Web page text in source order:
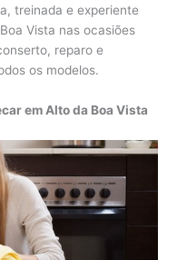
treinada e experiente
Vista nas ocasiões
reparo e
os modelos.
em Alto da Boa Vista